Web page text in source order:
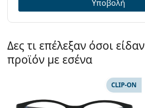
υφασμάτινη θήκη αντί για πανί.
Εξερευνήστε την πλήρη γκάμα
γυαλιών μας αν χρειάζεστε βοήθεια
σας.
Υποβολή
Δες τι επέλεξαν όσοι
προϊόν με εσένα
CLIP-ON